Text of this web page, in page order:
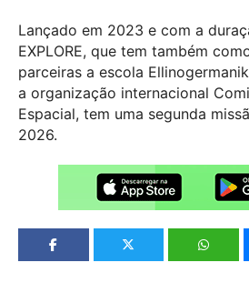
Lançado em 2023 e com a
EXPLORE, que tem também
parceiras a escola
a organização internacional
Espacial, tem uma segunda
2026.